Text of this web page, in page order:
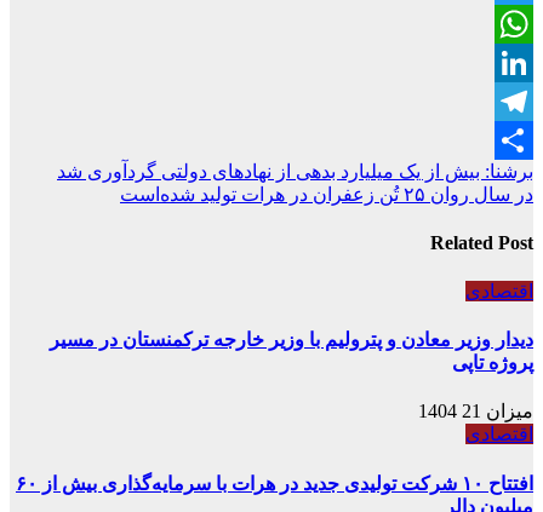
Twitter
WhatsApp
LinkedIn
Telegram
Share
راهبری
نوشته
برشنا: بیش از یک میلیارد بدهی از نهادهای دولتی گردآوری شد
در سال روان ۲۵ تُن زعفران در هرات تولید شده‌است
Related Post
اقتصادی
دیدار وزیر معادن و پترولیم با وزیر خارجه ترکمنستان در مسیر
پروژه تاپی
میزان 21 1404
اقتصادی
افتتاح ۱۰ شرکت تولیدی جدید در هرات با سرمایه‌گذاری بیش از ۶۰
میلیون دالر